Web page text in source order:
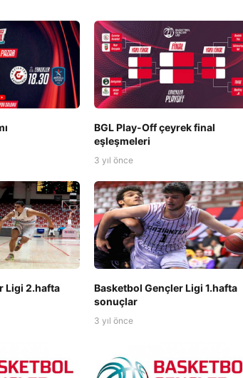
BGL Play-Off çeyrek final
eşleşmeleri
3 yıl önce
Ligi 2.hafta
Basketbol Gençler Ligi 1.hafta
sonuçlar
3 yıl önce